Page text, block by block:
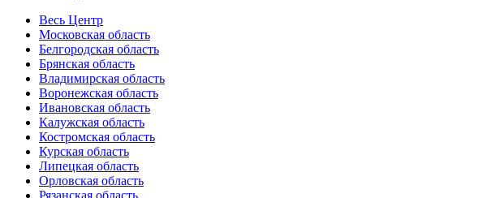
Весь Центр
Московская область
Белгородская область
Брянская область
Владимирская область
Воронежская область
Ивановская область
Калужская область
Костромская область
Курская область
Липецкая область
Орловская область
Рязанская область